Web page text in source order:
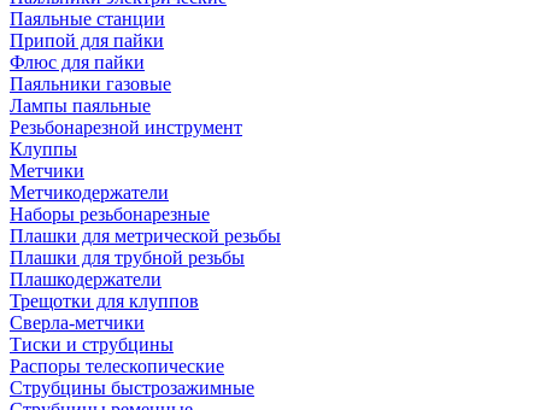
Паяльные станции
Припой для пайки
Флюс для пайки
Паяльники газовые
Лампы паяльные
Резьбонарезной инструмент
Клуппы
Метчики
Метчикодержатели
Наборы резьбонарезные
Плашки для метрической резьбы
Плашки для трубной резьбы
Плашкодержатели
Трещотки для клуппов
Сверла-метчики
Тиски и струбцины
Распоры телескопические
Струбцины быстрозажимные